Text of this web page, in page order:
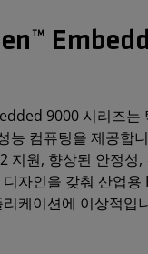
9000 시리즈는
능 컴퓨팅을 제공합
지원, 향상된 안정성,
자인을 갖춰 산업용
케이션에 이상적입